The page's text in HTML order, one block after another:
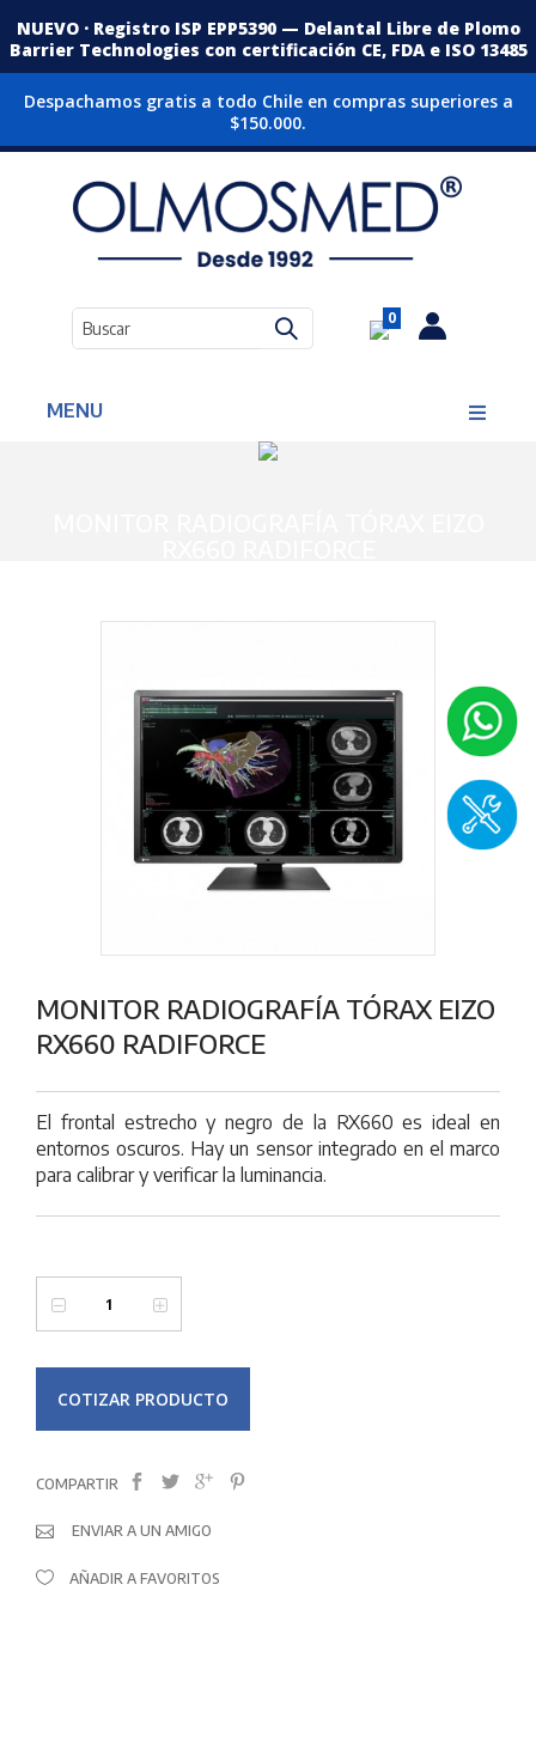
NUEVO · Registro ISP EPP5390 — Delantal Libre de Plomo
Barrier Technologies con certificación CE, FDA e ISO 13485
Despachamos gratis a todo Chile en compras superiores a
$150.000.
0
MENU
MONITOR RADIOGRAFÍA TÓRAX EIZO
RX660 RADIFORCE
El frontal estrecho y negro de la RX660 es ideal en
entornos oscuros. Hay un sensor integrado en el marco
para calibrar y verificar la luminancia.
COTIZAR PRODUCTO
COMPARTIR
ENVIAR A UN AMIGO
AÑADIR A FAVORITOS